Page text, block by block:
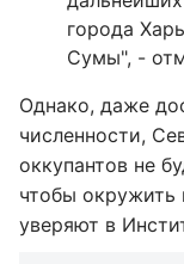
города
Сумы", -
Однако, даже
численности,
оккупантов не
чтобы окружить
уверяют в